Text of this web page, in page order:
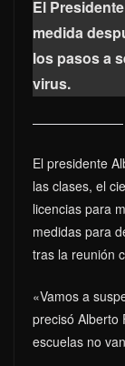
El
medida
los pasos a
virus.
El presidente
las clases, el
licencias para
medidas para
tras la reunión
«Vamos a
precisó Alberto
escuelas no